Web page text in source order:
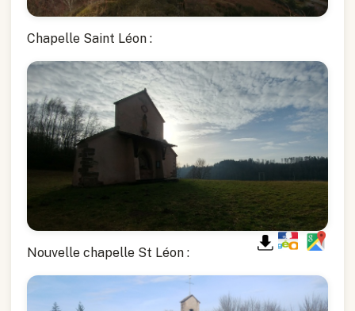
Chapelle Saint Léon :
Nouvelle chapelle St Léon :